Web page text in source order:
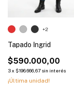
Tapado Ingrid
$590.000,00
3x $196.666,67 sin interés
¡Última unidad!
+2